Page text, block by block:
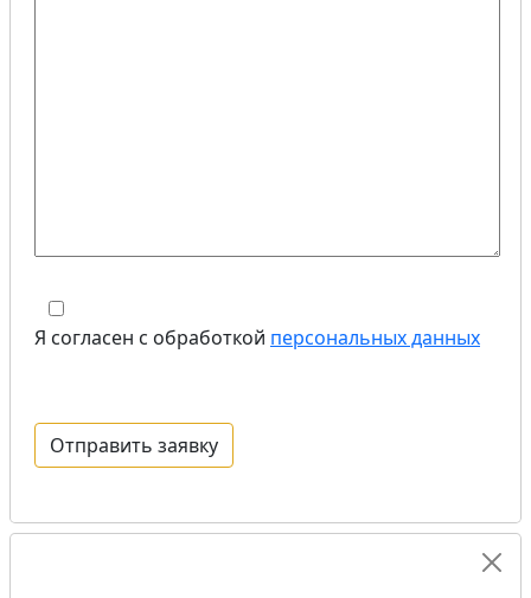
Я согласен с обработкой персональных данных